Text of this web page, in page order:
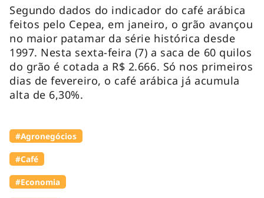
Segundo dados do indicador do café arábica
feitos pelo Cepea, em janeiro, o grão avançou
no maior patamar da série histórica desde
1997. Nesta sexta-feira (7) a saca de 60 quilos
do grão é cotada a R$ 2.666. Só nos primeiros
dias de fevereiro, o café arábica já acumula
alta de 6,30%.
#Agronegócios
#Café
#Economia